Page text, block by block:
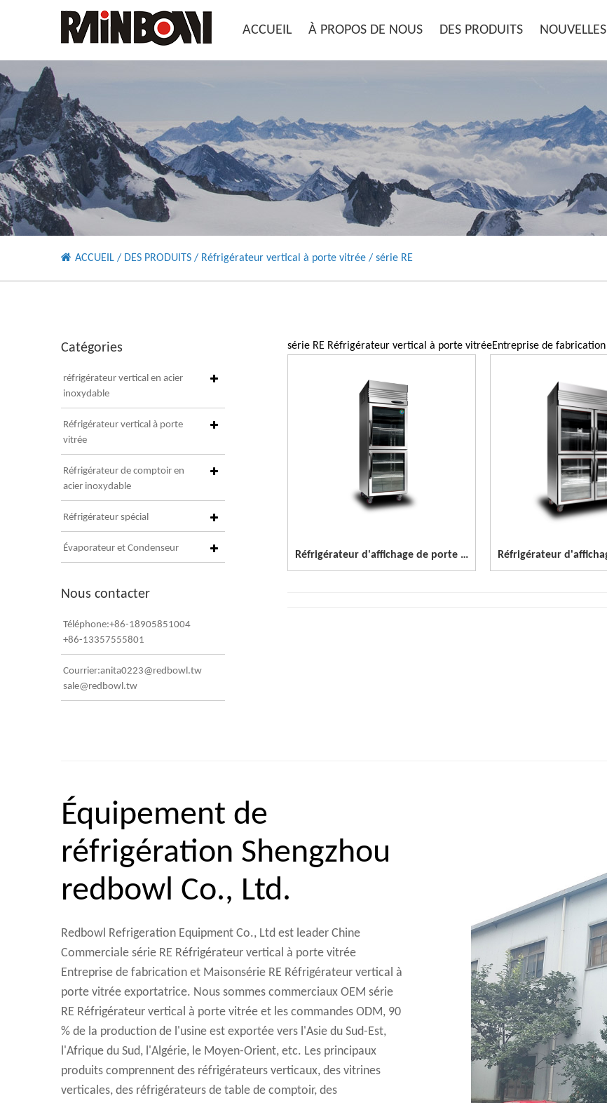
ACCUEIL À PROPOS DE NOUS DES PRODUITS NOUVELLES
ACCUEIL / DES PRODUITS / Réfrigérateur vertical à porte vitrée / série RE
Catégories
réfrigérateur vertical en acier
inoxydable
Réfrigérateur vertical à porte
vitrée
Réfrigérateur de comptoir en
acier inoxydable
Réfrigérateur spécial
Évaporateur et Condenseur
Nous contacter
Téléphone:+86-18905851004
+86-13357555801
Courrier:anita0223@redbowl.tw
sale@redbowl.tw
série RE Réfrigérateur vertical à porte vitréeEntreprise de fabrication
Réfrigérateur d'affichage de porte en verre d'acier inoxydable de 1 porte
Équipement de
réfrigération Shengzhou
redbowl Co., Ltd.
Redbowl Refrigeration Equipment Co., Ltd est leader Chine
Commerciale série RE Réfrigérateur vertical à porte vitrée
Entreprise de fabrication et Maisonsérie RE Réfrigérateur vertical à
porte vitrée exportatrice. Nous sommes commerciaux OEM série
RE Réfrigérateur vertical à porte vitrée et les commandes ODM, 90
% de la production de l'usine est exportée vers l'Asie du Sud-Est,
l'Afrique du Sud, l'Algérie, le Moyen-Orient, etc. Les principaux
produits comprennent des réfrigérateurs verticaux, des vitrines
verticales, des réfrigérateurs de table de comptoir, des